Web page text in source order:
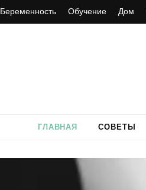
Беременность Обучение Дом
ГЛАВНАЯ СОВЕТЫ